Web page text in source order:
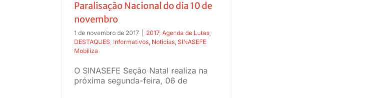
Paralisação Nacional do dia 10 de
novembro
1 de novembro de 2017 2017, Agenda de Lutas,
DESTAQUES, Informativos, Noticias, SINASEFE
Mobiliza
O SINASEFE Seção Natal realiza na
próxima segunda-feira, 06 de